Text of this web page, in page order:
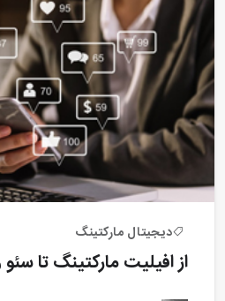
دیجیتال مارکتینگ
از افیلیت مارکتینگ تا